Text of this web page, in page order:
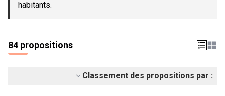
habitants.
84 propositions
Classement des propositions par :